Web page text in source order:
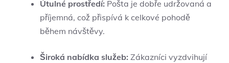
Útulné prostředí: Pošta je dobře udržovaná a
příjemná, což přispívá k celkové pohodě
během návštěvy.
Široká nabídka služeb: Zákazníci vyzdvihují